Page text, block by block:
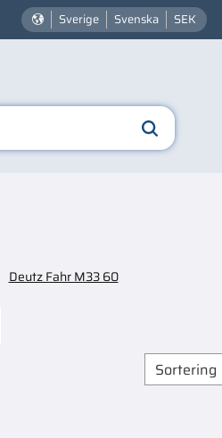
Sverige Svenska SEK
Deutz Fahr M33 60
Välj sortering